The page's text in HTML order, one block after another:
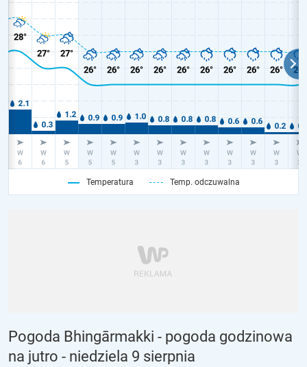
Temperatura Temp. odczuwalna
Pogoda Bhingārmakki - pogoda godzinowa
na jutro - niedziela 9 sierpnia